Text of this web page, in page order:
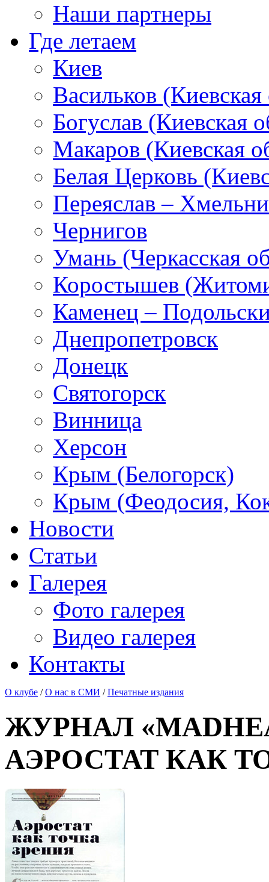
Наши партнеры
Где летаем
Киев
Васильков
Богуслав (Киевская
Макаров (Киевская
Белая Церковь
Переяслав –
Чернигов
Умань (Черкасская
Коростышев
Каменец –
Днепропетровск
Донецк
Святогорск
Винница
Херсон
Крым (Белогорск)
Крым (Феодосия,
Новости
Статьи
Галерея
Фото галерея
Видео галерея
Контакты
О клубе /О нас в СМИ /Печатные издания
ЖУРНАЛ
АЭРОСТАТ КАК